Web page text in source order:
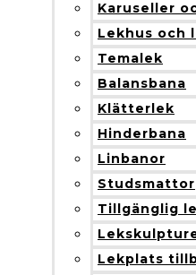
Karuseller
Lekhus och
Temalek
Balansbana
Klätterlek
Hinderbana
Linbanor
Studsmattor
Tillgänglig
Lekplats